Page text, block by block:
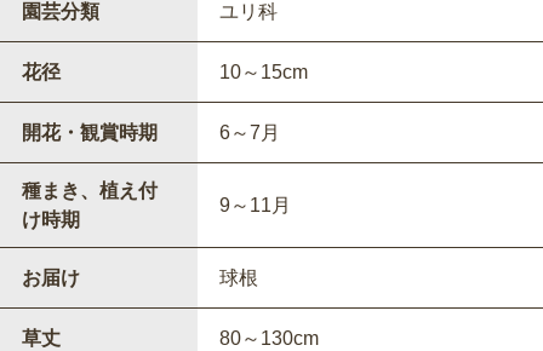
園芸分類 ユリ科
花径 10～15cm
開花・観賞時期 6～7月
種まき、植え付
け時期
9～11月
お届け 球根
草丈 80～130cm